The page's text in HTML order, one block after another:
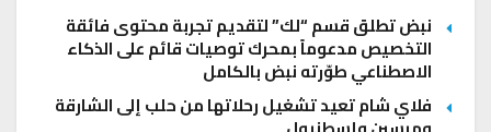
نبض تطلق قسم “لك” لتقديم تجربة محتوى فائقة
التخصيص مدعوماً بمحرك توصيات قائم على الذكاء
الاصطناعي طوّرته نبض بالكامل
فلاي شام تعيد تشغيل رحلاتها من حلب إلى الشارقة